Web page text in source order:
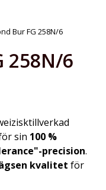
Bur FG 258N/6
258N/6
sin 100 %
precision.
kvalitet för